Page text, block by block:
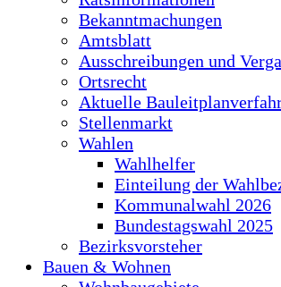
Bekanntmachungen
Amtsblatt
Ausschreibungen und
Ortsrecht
Aktuelle
Stellenmarkt
Wahlen
Wahlhelfer
Einteilung der
Kommunalwahl 2026
Bundestagswahl 2025
Bezirksvorsteher
Bauen & Wohnen